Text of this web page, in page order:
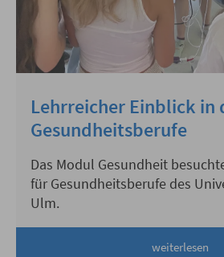
Lehrreicher Einblick in
Gesundheitsberufe
Das Modul Gesundheit
für Gesundheitsberufe des
Ulm.
weiterlesen